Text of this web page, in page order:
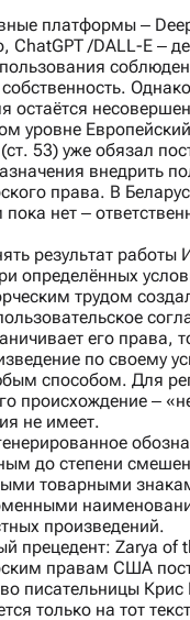
платформы ‒
ChatGPT /DALL-E ‒
остаётся
уровне
53) уже обязал
внедрить
права. В
нет ‒
результат работы
определённых
трудом
его права,
по своему
способом. Для
происхождение ‒
не имеет.
до степени
товарными
произведений.
прецедент: Zarya of
правам США
писательницы
только на тот